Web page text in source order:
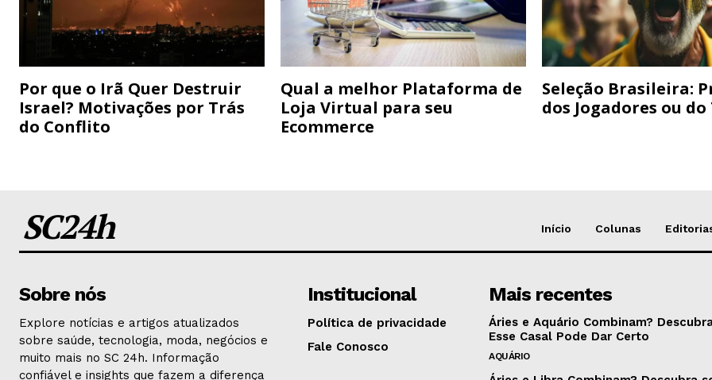
Por que o Irã Quer Destruir
Israel? Motivações por Trás
do Conflito
Qual a melhor Plataforma de
Loja Virtual para seu
Ecommerce
Seleção Brasileira:
dos Jogadores ou do
SC24h Início Colunas
Sobre nós
Explore notícias e artigos atualizados
sobre saúde, tecnologia, moda, negócios e
muito mais no SC 24h. Informação
confiável e insights que fazem a diferença
Institucional
Política de privacidade
Fale Conosco
Mais recentes
Áries e Aquário Combinam?
Esse Casal Pode Dar Certo
AQUÁRIO